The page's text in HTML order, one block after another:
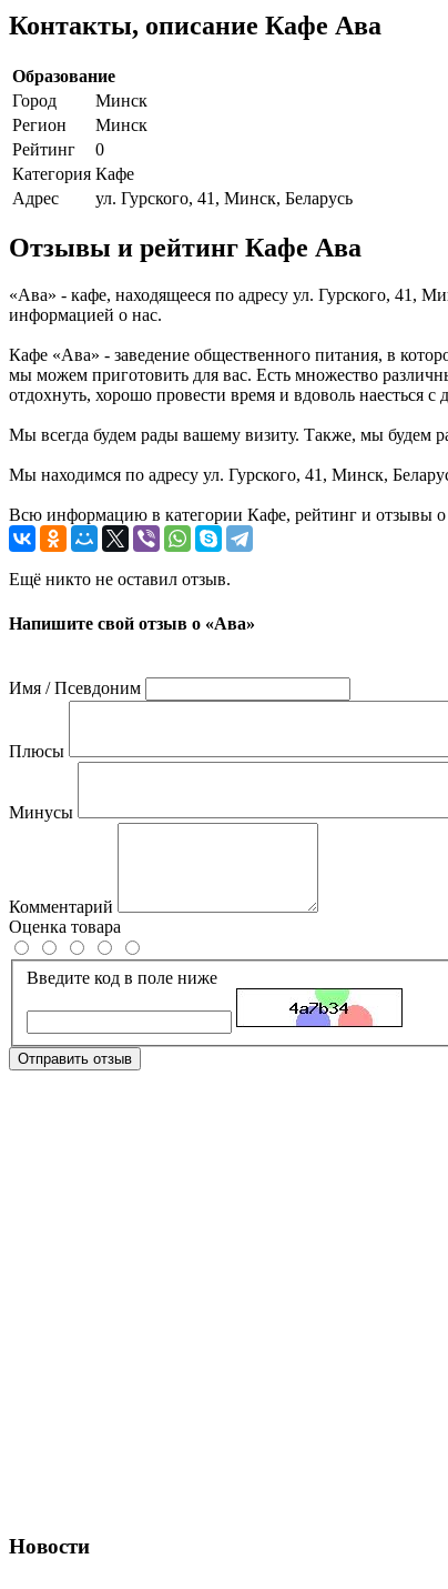
Контакты, описание Кафе Ава
Образование
Город
Минск
Регион
Минск
Рейтинг
0
Категория Кафе
Адрес
ул. Гурского, 41, Минск, Беларусь
Отзывы и рейтинг Кафе Ава
«Ава» - кафе, находящееся по адресу ул. Гурского, 41,
информацией о нас.
Кафе «Ава» - заведение общественного питания, в
мы можем приготовить для вас. Есть множество
отдохнуть, хорошо провести время и вдоволь наесться
Мы всегда будем рады вашему визиту. Также, мы будем
Мы находимся по адресу ул. Гурского, 41, Минск,
Всю информацию в категории Кафе, рейтинг и отзывы о
Ещё никто не оставил отзыв.
Напишите свой отзыв о «Ава»
Имя / Псевдоним
Плюсы
Минусы
Комментарий
Оценка товара
Введите код в поле ниже
Отправить отзыв
Новости